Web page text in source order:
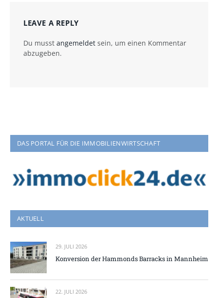
LEAVE A REPLY
Du musst angemeldet sein, um einen Kommentar
abzugeben.
DAS PORTAL FÜR DIE IMMOBILIENWIRTSCHAFT
AKTUELL
29. JULI 2026
Konversion der Hammonds Barracks in Mannheim
22. JULI 2026